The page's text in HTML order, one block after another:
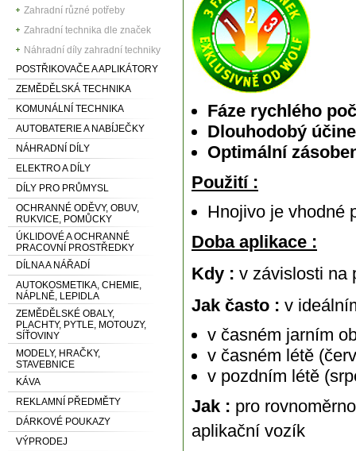
Zahradní různé potřeby
Zahradní technika dle značek
Náhradní díly zahradní techniky
POSTŘIKOVAČE A APLIKÁTORY
ZEMĚDĚLSKÁ TECHNIKA
KOMUNÁLNÍ TECHNIKA
AUTOBATERIE A NABÍJEČKY
NÁHRADNÍ DÍLY
ELEKTRO A DÍLY
DÍLY PRO PRŮMYSL
OCHRANNÉ ODĚVY, OBUV,
RUKVICE, POMŮCKY
ÚKLIDOVÉ A OCHRANNÉ
PRACOVNÍ PROSTŘEDKY
DÍLNA A NÁŘADÍ
AUTOKOSMETIKA, CHEMIE,
NÁPLNĚ, LEPIDLA
ZEMĚDĚLSKÉ OBALY,
PLACHTY, PYTLE, MOTOUZY,
SÍŤOVINY
MODELY, HRAČKY,
STAVEBNICE
KÁVA
REKLAMNÍ PŘEDMĚTY
DÁRKOVÉ POUKAZY
VÝPRODEJ
Fáze rychlého
Dlouhodobý
Optimální
Použití :
Hnojivo je vhodné
Doba aplikace :
Kdy : v závislosti na
Jak často : v
v časném jarním
v časném létě
v pozdním létě
Jak : pro
aplikační vozík